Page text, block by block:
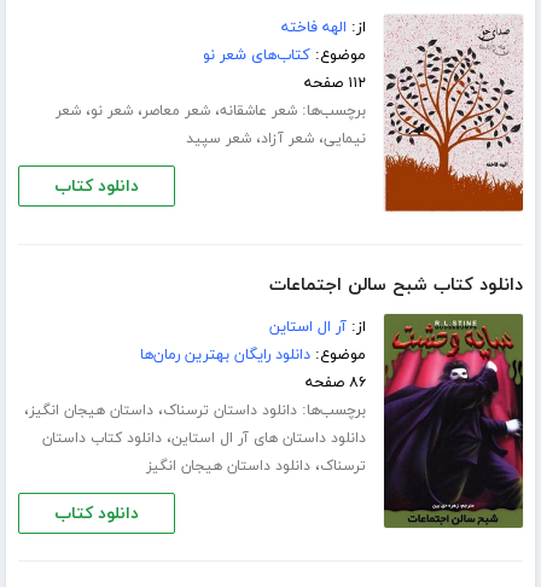
از: الهه فاخته
موضوع:کتاب‌های شعر نو
۱۱۲ صفحه
برچسب‌ها:شعر عاشقانه،شعر معاصر،شعر نو،شعر
نیمایی،شعر آزاد،شعر سپید
دانلود کتاب
دانلود کتاب شبح سالن اجتماعات
از:آر ال استاین
موضوع:دانلود رایگان بهترین رمان‌ها
۸۶ صفحه
برچسب‌ها:دانلود داستان ترسناک،داستان هیجان انگیز،
دانلود داستان های آر ال استاین،دانلود کتاب داستان
ترسناک،دانلود داستان هیجان انگیز
دانلود کتاب